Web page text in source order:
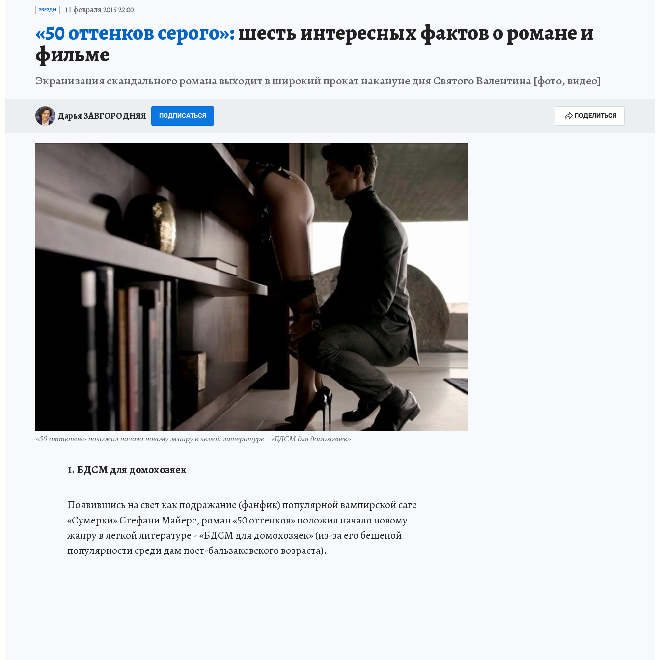
ИСПЫТАНО НА СЕБЕ
ЗВЕЗДЫ 11 февраля 2015 22:00
«50 оттенков серого»:шесть интересных фактов о романе и
фильме
Экранизация скандального романа выходит в широкий прокат накануне дня Святого Валентина [фото, видео]
Дарья ЗАВГОРОДНЯЯ ПОДПИСАТЬСЯ ПОДЕЛИТЬСЯ
«50 оттенков» положил начало новому жанру в легкой литературе - «БДСМ для домохозяек»
1. БДСМ для домохозяек
Появившись на свет как подражание (фанфик) популярной вампирской саге
«Сумерки» Стефани Майерс, роман «50 оттенков» положил начало новому
жанру в легкой литературе - «БДСМ для домохозяек» (из-за его бешеной
популярности среди дам пост-бальзаковского возраста).